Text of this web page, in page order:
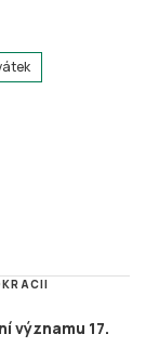
významu 17.